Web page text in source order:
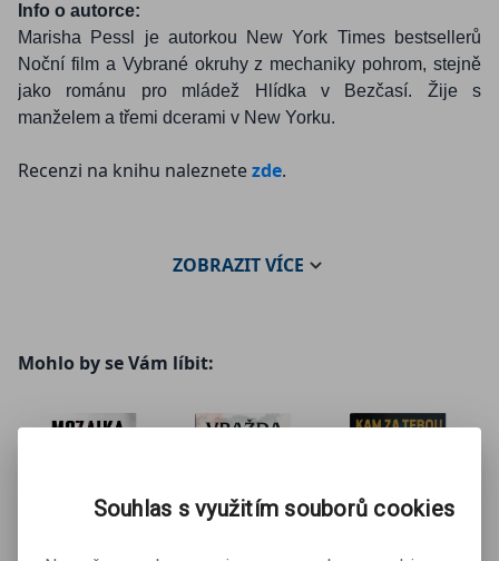
Info o autorce:
Marisha Pessl je autorkou New York Times bestsellerů
Noční film a Vybrané okruhy z mechaniky pohrom, stejně
jako románu pro mládež Hlídka v Bezčasí. Žije s
manželem a třemi dcerami v New Yorku.
Recenzi na knihu naleznetezde.
ZOBRAZITVÍCE
Mohlo by se Vám líbit:
Souhlas s využitím souborů cookies